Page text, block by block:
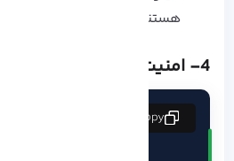
هستند.
4- امنیت و فایروال
copy